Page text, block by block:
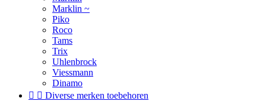
Marklin ~
Piko
Roco
Tams
Trix
Uhlenbrock
Viessmann
Dinamo
  Diverse merken toebehoren